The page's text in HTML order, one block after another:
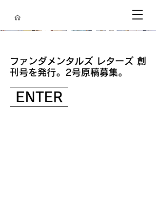
​ファンダメンタルズ レターズ 創
刊号を発行。2号原稿募集。
ENTER